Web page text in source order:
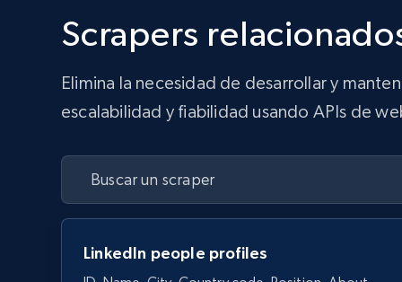
Scrapers
Elimina la necesidad de desarrollar y
escalabilidad y fiabilidad usando APIs de
LinkedIn people profiles